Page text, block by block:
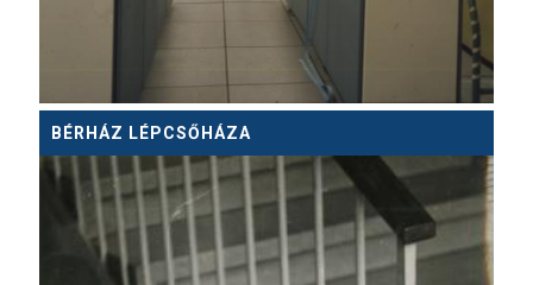
BÉRHÁZ LÉPCSŐHÁZA